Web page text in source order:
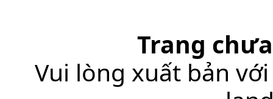
Trang
Vui lòng xuất bản